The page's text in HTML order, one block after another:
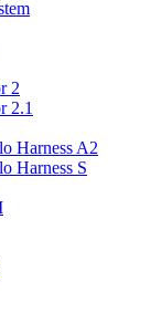
2
2.1
Harness A2
Harness S